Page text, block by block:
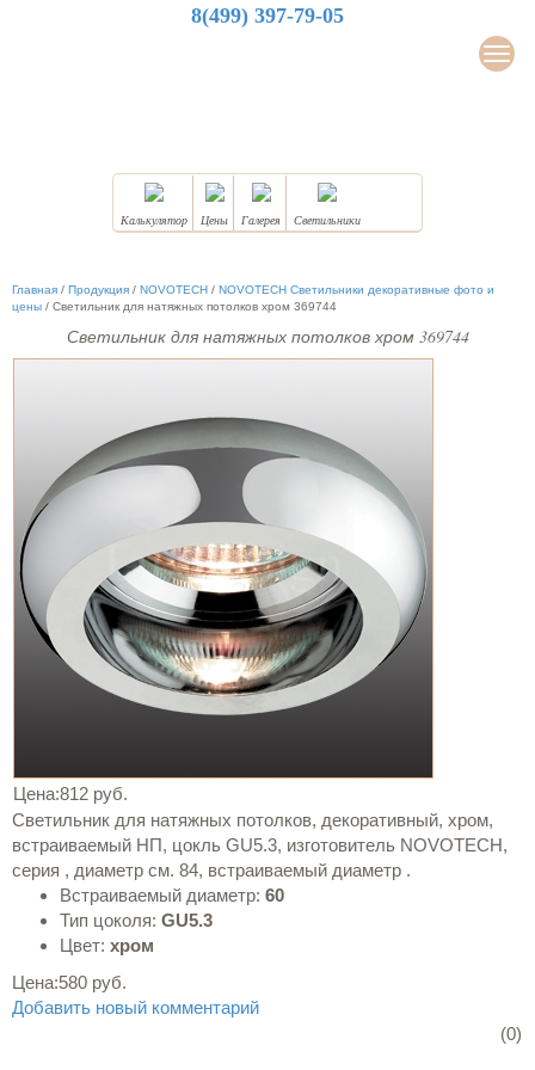
8(499) 397-79-05
Калькулятор Цены Галерея Светильники
Главная / Продукция / NOVOTECH / NOVOTECH Светильники декоративные фото и
цены / Светильник для натяжных потолков хром 369744
Светильник для натяжных потолков хром 369744
Цена:812 руб.
Светильник для натяжных потолков, декоративный, хром,
встраиваемый НП, цокль GU5.3, изготовитель NOVOTECH,
серия , диаметр см. 84, встраиваемый диаметр .
Встраиваемый диаметр: 60
Тип цоколя: GU5.3
Цвет: хром
Цена:580 руб.
Добавить новый комментарий
(0)